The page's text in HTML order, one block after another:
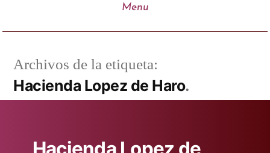
Archivos de la etiqueta:
Hacienda Lopez de Haro